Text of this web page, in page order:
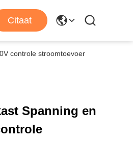
Citaat
controle stroomtoevoer
Spanning en